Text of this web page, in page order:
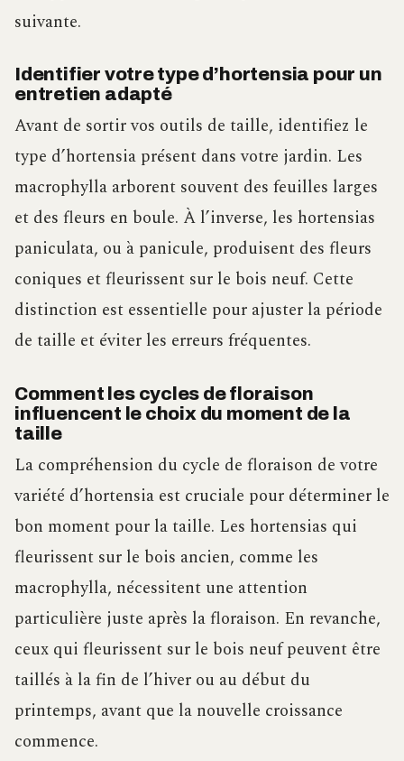
suivante.
Identifier votre type d’hortensia pour un
entretien adapté
Avant de sortir vos outils de taille, identifiez le
type d’hortensia présent dans votre jardin. Les
macrophylla arborent souvent des feuilles larges
et des fleurs en boule. À l’inverse, les hortensias
paniculata, ou à panicule, produisent des fleurs
coniques et fleurissent sur le bois neuf. Cette
distinction est essentielle pour ajuster la période
de taille et éviter les erreurs fréquentes.
Comment les cycles de floraison
influencent le choix du moment de la
taille
La compréhension du cycle de floraison de votre
variété d’hortensia est cruciale pour déterminer le
bon moment pour la taille. Les hortensias qui
fleurissent sur le bois ancien, comme les
macrophylla, nécessitent une attention
particulière juste après la floraison. En revanche,
ceux qui fleurissent sur le bois neuf peuvent être
taillés à la fin de l’hiver ou au début du
printemps, avant que la nouvelle croissance
commence.